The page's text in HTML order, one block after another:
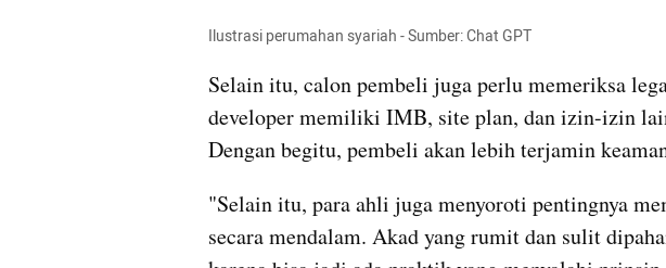
Ilustrasi perumahan syariah - Sumber: Chat GPT
Selain itu, calon pembeli juga perlu memeriksa
developer memiliki IMB, site plan, dan izin-izin
Dengan begitu, pembeli akan lebih terjamin
"Selain itu, para ahli juga menyoroti pentingnya
secara mendalam. Akad yang rumit dan sulit